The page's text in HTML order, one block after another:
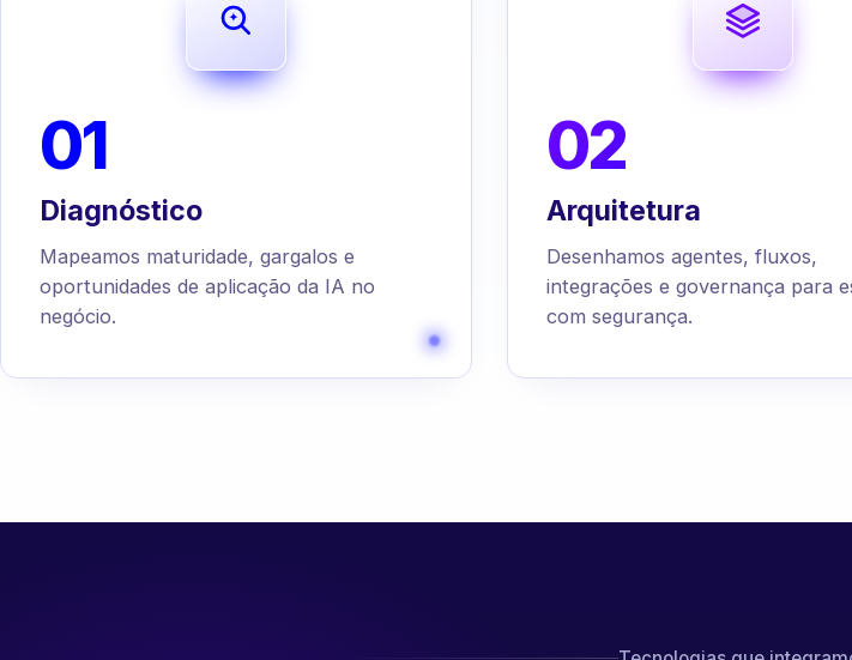
01
Diagnóstico
Mapeamos maturidade, gargalos e
oportunidades de aplicação da IA no
negócio.
02
Arquitetura
Desenhamos agentes, fluxos,
integrações e governança para
com segurança.